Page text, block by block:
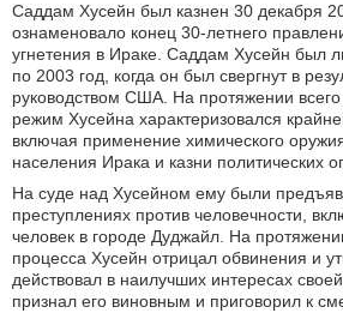
Саддам Хусейн был казнен 30 декабря
ознаменовало конец 30-летнего
угнетения в Ираке. Саддам Хусейн был
по 2003 год, когда он был свергнут в
руководством США. На протяжении всего
режим Хусейна характеризовался
включая применение химического
населения Ирака и казни политических
На суде над Хусейном ему были
преступлениях против человечности,
человек в городе Дуджайл. На
процесса Хусейн отрицал обвинения и
действовал в наилучших интересах
признал его виновным и приговорил к